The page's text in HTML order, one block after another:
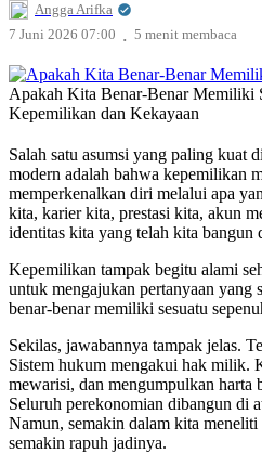
Angga Arifka
7 Juni 2026 07:00 . 5 menit membaca
Apakah Kita Benar-Benar Memiliki
Kepemilikan dan Kekayaan
Salah satu asumsi yang paling kuat
modern adalah bahwa kepemilikan
memperkenalkan diri melalui apa
kita, karier kita, prestasi kita, akun
identitas kita yang telah kita bangun
Kepemilikan tampak begitu alami
untuk mengajukan pertanyaan yang
benar-benar memiliki sesuatu
Sekilas, jawabannya tampak jelas.
Sistem hukum mengakui hak milik.
mewarisi, dan mengumpulkan harta
Seluruh perekonomian dibangun di
Namun, semakin dalam kita meneliti
semakin rapuh jadinya.